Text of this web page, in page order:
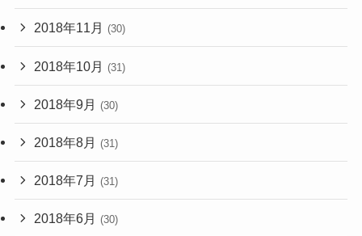
2018年11月 (30)
2018年10月 (31)
2018年9月 (30)
2018年8月 (31)
2018年7月 (31)
2018年6月 (30)